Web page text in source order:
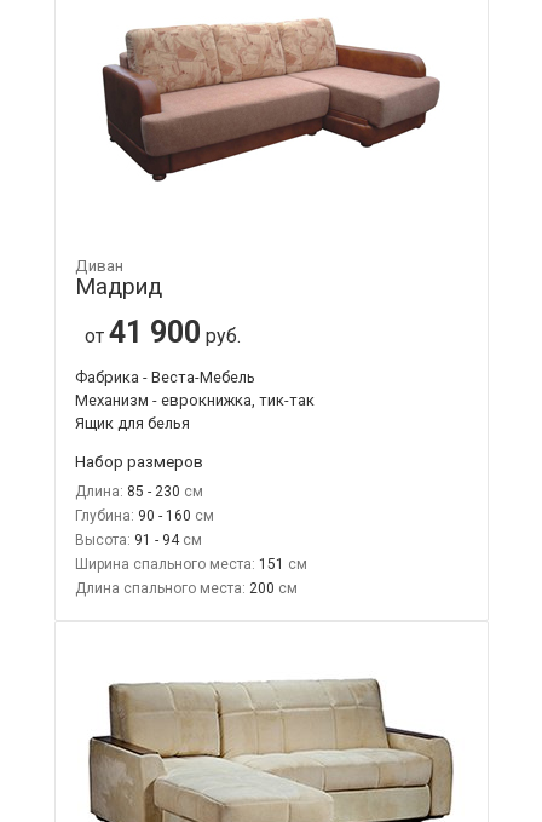
Диван
Мадрид
от 41 900 руб.
Фабрика - Веста-Мебель
Механизм - еврокнижка, тик-так
Ящик для белья
Набор размеров
Длина: 85 - 230
Глубина: 90 - 160
Высота: 91 - 94
Ширина спального места: 151
Длина спального места: 200